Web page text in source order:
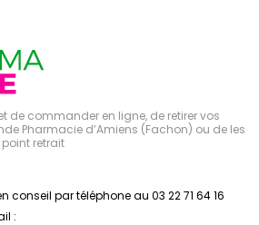
de commander en ligne, de retirer vos
Pharmacie d’Amiens (Fachon) ou de les
retrait
par téléphone au 03 22 71 64 16
: